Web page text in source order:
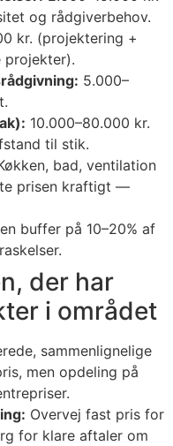
og rådgiverbehov.
kr. (projektering +
projekter).
5.000–
10.000–80.000 kr.
til stik.
bad, ventilation
prisen kraftigt —
buffer på 10–20% af
der har
i området
sammenlignelige
men opdeling på
Overvej fast pris for
for klare aftaler om